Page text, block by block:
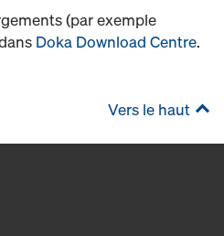
(par exemple
Doka Download Centre.
Vers le haut